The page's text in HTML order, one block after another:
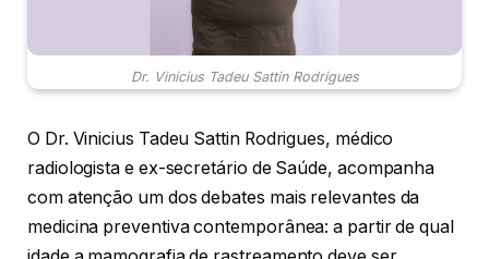
Dr. Vinicius Tadeu Sattin Rodrigues
O Dr. Vinicius Tadeu Sattin Rodrigues, médico
radiologista e ex-secretário de Saúde, acompanha
com atenção um dos debates mais relevantes da
medicina preventiva contemporânea: a partir de qual